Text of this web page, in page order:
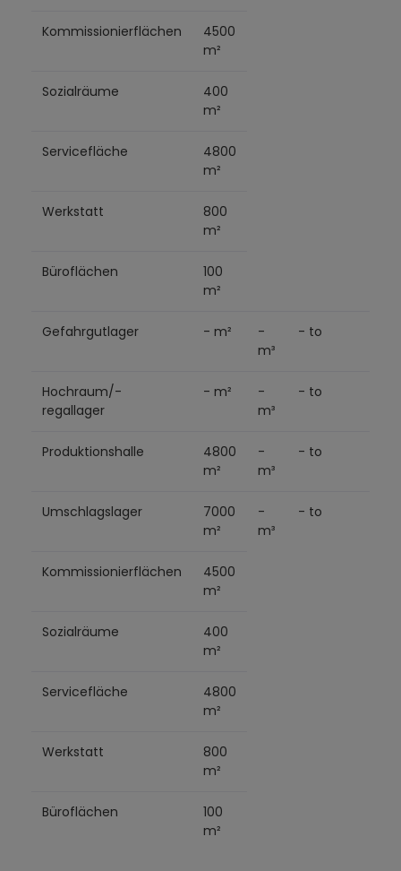
Kommissionierflächen
4500
m²
Sozialräume
400
m²
Servicefläche
4800
m²
Werkstatt
800
m²
Büroflächen
100
m²
Gefahrgutlager - m²
-
m³
- to
Hochraum/-
regallager
- m²
-
m³
- to
Produktionshalle
4800
m²
-
m³
- to
Umschlagslager
7000
m²
-
m³
- to
Kommissionierflächen
4500
m²
Sozialräume
400
m²
Servicefläche
4800
m²
Werkstatt
800
m²
Büroflächen
100
m²